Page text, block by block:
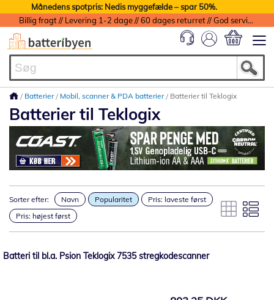
Månedens spotpris: Nedis myggefælde – spar 50%.
Billig fragt // Levering 1-2 dage // 60 dages returret // God service med garanti
Batterier Mobil, scanner & PDA batterier Batterier til Teklogix
Batterier til Teklogix
Sorter efter: Navn Popularitet
Pris: laveste først
Pris: højest først
Batteri til bl.a. Psion Teklogix 7535 stregkodescanner